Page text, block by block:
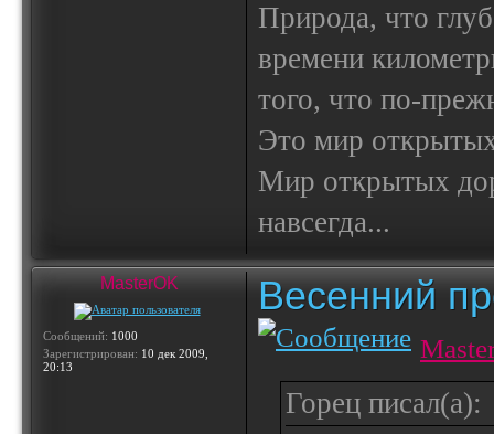
Природа, что
времени
того, что по-
Это мир
Мир открытых
навсегда...
MasterOK
Сообщений: 1000
Зарегистрирован: 10 дек 2009,
20:13
Весенний
Горец писал(а):